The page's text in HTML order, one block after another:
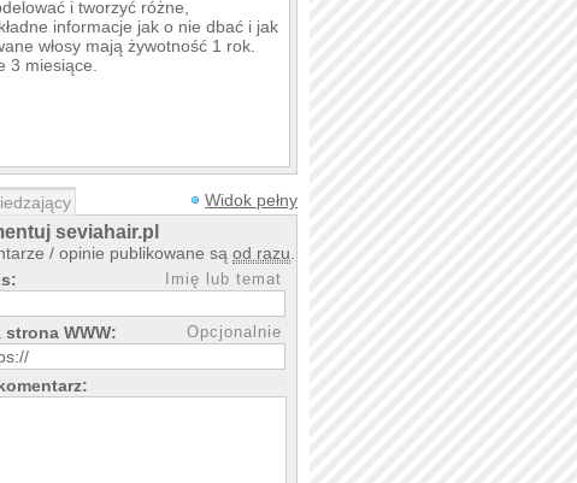
i tworzyć różne,
informacje jak o nie dbać i jak
włosy mają żywotność 1 rok.
3 miesiące.
Widok pełny
seviahair.pl
/ opinie publikowane są od razu
Imię lub temat
strona WWW: Opcjonalnie